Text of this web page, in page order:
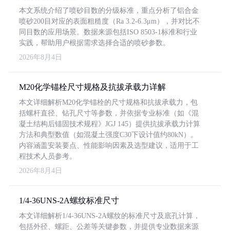
本文系统介绍了喷砂目数的分级标准，重点分析了铝合金
喷砂200目对应的表面粗糙度（Ra 3.2-6.3μm），并对比不
同目数的应用场景。数据来源包括ISO 8503-1标准和行业
实践，帮助用户根据需求选择合适的喷砂参数。
2026年8月4日
M20化学锚栓尺寸规格及抗拔承载力详解
本文详细解析M20化学锚栓的尺寸规格和抗拔承载力，包
括螺杆直径、钻孔尺寸等参数，并依据专业标准（如《混
凝土结构后锚固技术规程》JGJ 145）提供抗拔承载力计算
方法和典型数值（如混凝土强度C30下设计值约80kN）。
内容涵盖安装要点、性能影响因素及选型建议，适用于工
程技术人员参考。
2026年8月4日
1/4-36UNS-2A螺纹标准尺寸
本文详细解析1/4-36UNS-2A螺纹的标准尺寸及底孔计算，
包括外径、螺距、公差等关键参数，并提供专业数据来源